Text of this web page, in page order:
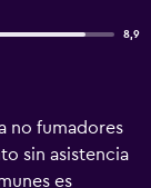
8,9
no fumadores
sin asistencia
es